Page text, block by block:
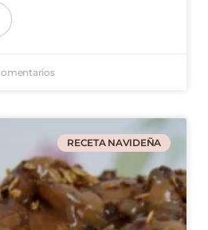
RECETA NAVIDEÑA